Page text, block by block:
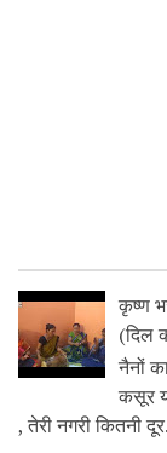
कृष्ण
(दिल
नैनों
कसूर
, तेरी नगरी कितनी